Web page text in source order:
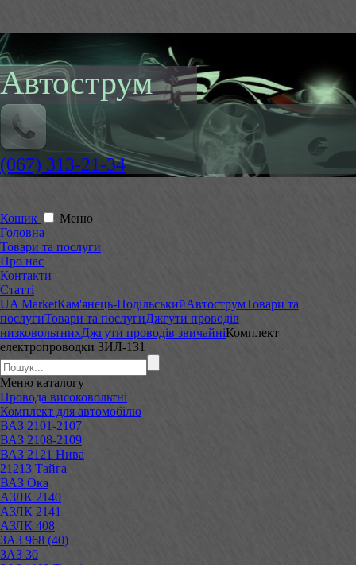
Автострум
(067) 313-21-34
Кошик
Меню
Головна
Товари та послуги
Про нас
Контакти
Статті
UA MarketКам'янець-ПодільськийАвтострумТовари та
послугиТовари та послугиДжгути проводів
низковольтнихДжгути проводів звичайніКомплект
електропроводки ЗИЛ-131
Меню каталогу
Провода високовольтні
Комплект для автомобілю
ВАЗ 2101-2107
ВАЗ 2108-2109
ВАЗ 2121 Нива
21213 Тайга
ВАЗ Ока
АЗЛК 2140
АЗЛК 2141
АЗЛК 408
ЗАЗ 968 (40)
ЗАЗ 30